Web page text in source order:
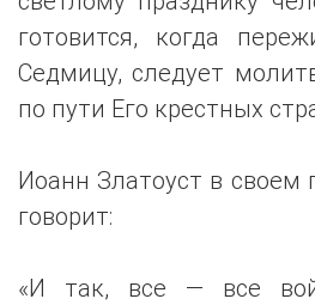
готовится, когда
Седмицу, следует
по пути Его крестных
Иоанн Златоуст в своем
говорит:
«И так, все — все